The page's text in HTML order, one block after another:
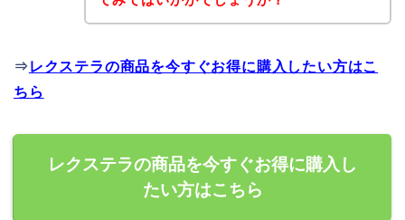
⇒ レクステラの商品を今すぐお得に購入したい方はこ
ちら
レクステラの商品を今すぐお得に購入し
たい方はこちら